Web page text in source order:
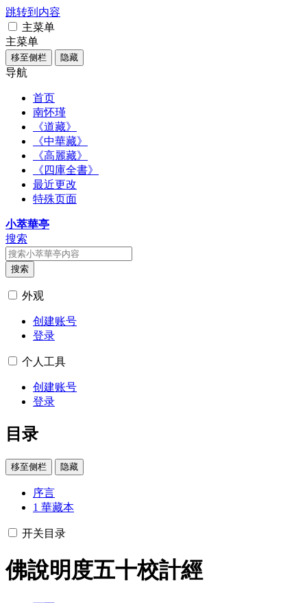
跳转到内容
主菜单
主菜单
移至侧栏 隐藏
导航
首页
南怀瑾
《道藏》
《中華藏》
《高麗藏》
《四庫全書》
最近更改
特殊页面
小萃華亭
搜索
搜索
外观
创建账号
登录
个人工具
创建账号
登录
目录
移至侧栏 隐藏
序言
1 華藏本
开关目录
佛說明度五十校計經